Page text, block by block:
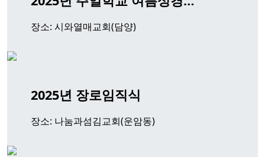
장소: 시와열매교회(담양)
2025년 장로임직식
장소: 나눔과섬김교회(운암동)